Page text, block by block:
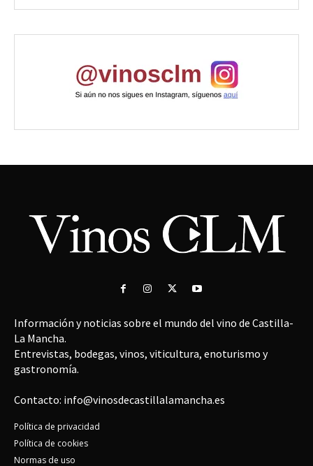
Información y noticias sobre el mundo del vino de Castilla-
La Mancha.
Entrevistas, bodegas, vinos, viticultura, enoturismo y
gastronomía.
Contacto: info@vinosdecastillalamancha.es
Política de privacidad
Política de cookies
Normas de uso